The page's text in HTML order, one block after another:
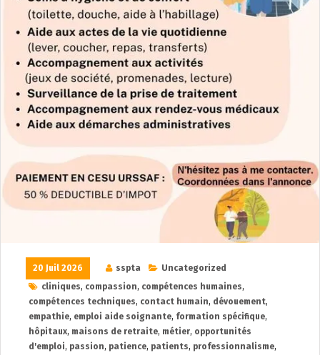
20 Juil 2026 sspta
Uncategorized
cliniques, compassion, compétences humaines,
compétences techniques, contact humain, dévouement,
empathie, emploi aide soignante, formation spécifique,
hôpitaux, maisons de retraite, métier, opportunités
d'emploi, passion, patience, patients, professionnalisme,